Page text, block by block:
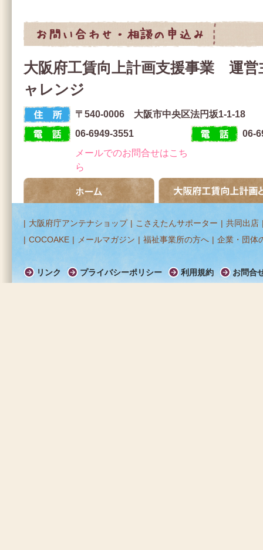
大阪府工賃向上計画支援事業 運営
ャレンジ
住 所
〒540-0006 大阪市中央区法円坂1-1-18
06-6949-3551
06-
メールでのお問合せはこち
ら
| 大阪府庁アンテナショップ | こさえたんサポーター | 共同出店
| COCOAKE | メールマガジン | 福祉事業所の方へ | 企業・団体
リンク プライバシーポリシー 利用規約 お問合